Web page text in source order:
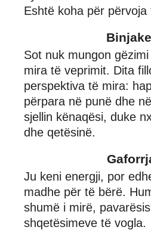
Eshtë koha për përvoja
Sot nuk mungon
mira të veprimit. Dita
perspektiva të mira:
përpara në punë dhe
sjellin kënaqësi, duke
dhe qetësinë.
Ju keni energji, por
madhe për të bërë.
shumë i mirë,
shqetësimeve të vogla.